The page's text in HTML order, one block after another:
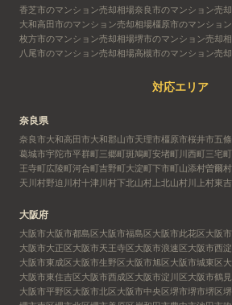
香芝市のマンション売却相場奈良市のマンション売
大和高田市のマンション売却相場橿原市のマンショ
枚方市のマンション売却相場堺市のマンション売却
八尾市のマンション売却相場高槻市のマンション売
対応エリア
奈良県
奈良市大和高田市大和郡山市天理市橿原市桜井市五
葛城市宇陀市平群町三郷町斑鳩町安堵町川西町三宅町
王寺町広陵町河合町吉野町大淀町下市町山添村曽爾村
天川村野迫川村十津川村下北山村 上北山村川上村東
大阪府
大阪市大阪市都島区大阪市福島区大阪市此花区大阪
大阪市大正区大阪市天王寺区大阪市浪速区大阪市西
大阪市東成区大阪市生野区大阪市旭区大阪市城東区
大阪市東住吉区大阪市西成区大阪市淀川区大阪市鶴
大阪市平野区大阪市北区大阪市中央区堺市堺市堺区